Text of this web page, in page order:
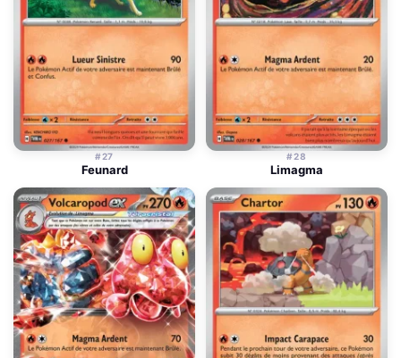
#27
Feunard
#28
Limagma